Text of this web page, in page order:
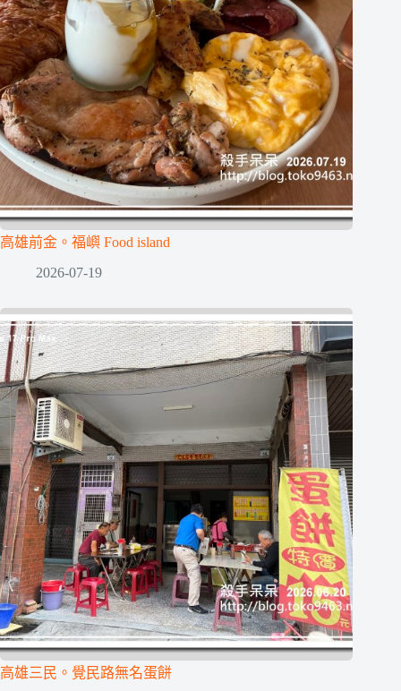
高雄前金。福嶼 Food island
2026-07-19
高雄三民。覺民路無名蛋餅